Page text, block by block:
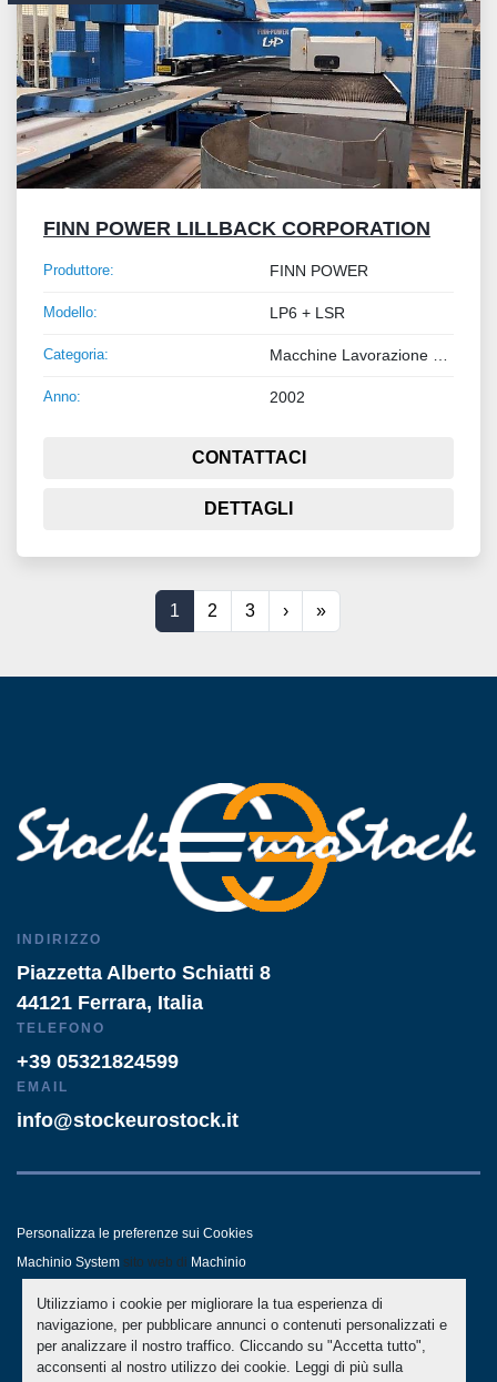
Utilizziamo i cookie per migliorare la tua esperienza di
navigazione, per pubblicare annunci o contenuti personalizzati e
per analizzare il nostro traffico. Cliccando su "Accetta tutto",
acconsenti al nostro utilizzo dei cookie. Leggi di più sulla
FINN POWER LILLBACK CORPORATION
Produttore: FINN POWER
Modello: LP6 + LSR
Categoria:
Anno: 2002
CONTATTACI
DETTAGLI
1 2 3 › »
INDIRIZZO
Piazzetta Alberto Schiatti 8
44121 Ferrara, Italia
TELEFONO
+39 05321824599
EMAIL
info@stockeurostock.it
Personalizza le preferenze sui Cookies
Machinio System sito web di Machinio
- LINKEDIN - WHATSAPP